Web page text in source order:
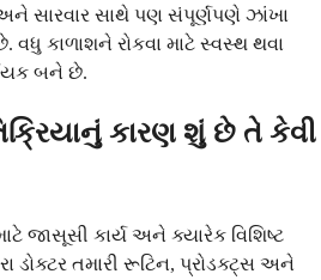
અને સારવાર સાથે પણ સંપૂર્ણપણે ઝાંખા
વધુ કાળાશને રોકવા માટે સ્વસ્થ થવા
બને છે.
કારણ શું છે તે કેવી
જાસૂસી કાર્ય અને ક્યારેક વિશિષ્ટ
ડોક્ટર તમારી રૂટિન, પ્રોડક્ટ્સ અને